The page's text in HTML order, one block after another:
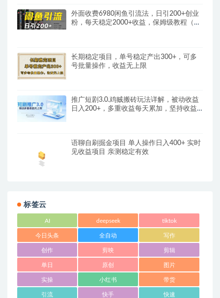
外面收费6980闲鱼引流法，日引200+创业
粉，每天稳定2000+收益，保姆级教程（适
长期稳定项目，单号稳定产出300+，可多
号批量操作，收益无上限
推广短剧3.0.鸡贼搬砖玩法详解，被动收益
日入200+，多重收益每天累加，坚持收益
语聊自刷掘金项目 单人操作日入400+ 实时
见收益项目 亲测稳定有效
标签云
AI deepseek tiktok
今日头条 全自动 写作
创作 剪映 剪辑
单日 原创 图片
实操 小红书 带货
引流 快手 快速